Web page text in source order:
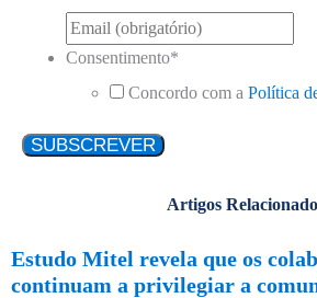
Consentimento*
Concordo com a Política
Artigos
Estudo Mitel revela que os
continuam a privilegiar a